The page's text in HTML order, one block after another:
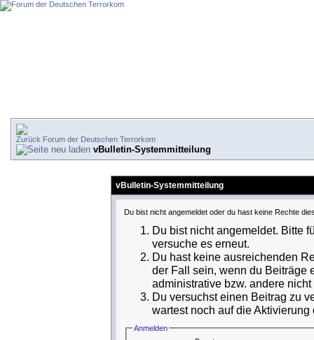
Forum der Deutschen Terrorkom
vBulletin-Systemmitteilung
vBulletin-Systemmitteilung
Du bist nicht angemeldet oder du hast keine Rechte
Du bist nicht angemeldet. Bitte
versuche es erneut.
Du hast keine ausreichenden
der Fall sein, wenn du Beiträge
administrative bzw. andere
Du versuchst einen Beitrag zu
wartest noch auf die
Anmelden